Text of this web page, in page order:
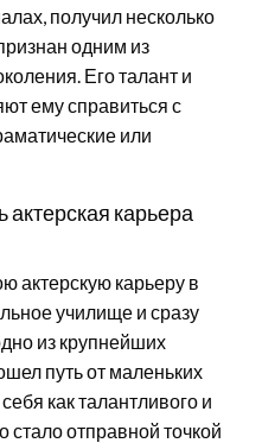
получил несколько
одним из
Его талант и
ему справиться с
или
карьера
актерскую карьеру в
училище и сразу
из крупнейших
путь от маленьких
как талантливого и
стало отправной точкой